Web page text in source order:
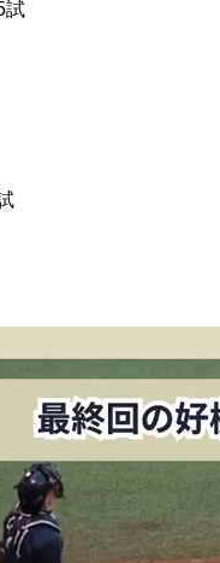
試